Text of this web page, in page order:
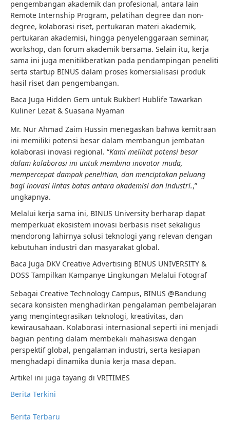
pengembangan akademik dan profesional, antara lain
Remote Internship Program, pelatihan degree dan non-
degree, kolaborasi riset, pertukaran materi akademik,
pertukaran akademisi, hingga penyelenggaraan seminar,
workshop, dan forum akademik bersama. Selain itu, kerja
sama ini juga menitikberatkan pada pendampingan peneliti
serta startup BINUS dalam proses komersialisasi produk
hasil riset dan pengembangan.
Baca Juga Hidden Gem untuk Bukber! Hublife Tawarkan
Kuliner Lezat & Suasana Nyaman
Mr. Nur Ahmad Zaim Hussin menegaskan bahwa kemitraan
ini memiliki potensi besar dalam membangun jembatan
kolaborasi inovasi regional. “Kami melihat potensi besar
dalam kolaborasi ini untuk membina inovator muda,
mempercepat dampak penelitian, dan menciptakan peluang
bagi inovasi lintas batas antara akademisi dan industri.,”
ungkapnya.
Melalui kerja sama ini, BINUS University berharap dapat
memperkuat ekosistem inovasi berbasis riset sekaligus
mendorong lahirnya solusi teknologi yang relevan dengan
kebutuhan industri dan masyarakat global.
Baca Juga DKV Creative Advertising BINUS UNIVERSITY &
DOSS Tampilkan Kampanye Lingkungan Melalui Fotograf
Sebagai Creative Technology Campus, BINUS @Bandung
secara konsisten menghadirkan pengalaman pembelajaran
yang mengintegrasikan teknologi, kreativitas, dan
kewirausahaan. Kolaborasi internasional seperti ini menjadi
bagian penting dalam membekali mahasiswa dengan
perspektif global, pengalaman industri, serta kesiapan
menghadapi dinamika dunia kerja masa depan.
Artikel ini juga tayang di VRITIMES
Berita Terkini
Berita Terbaru